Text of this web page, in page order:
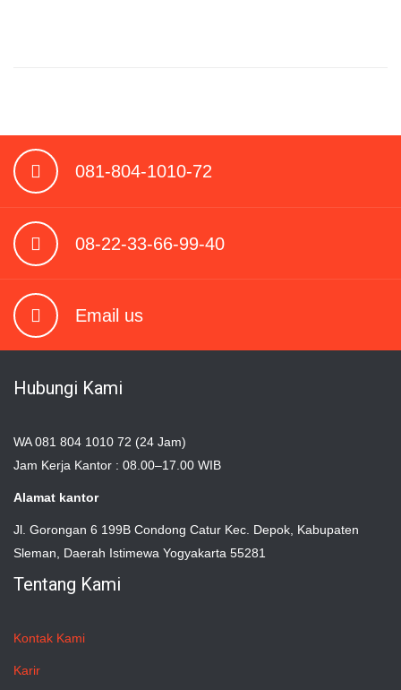
081-804-1010-72
08-22-33-66-99-40
Email us
Hubungi Kami
WA 081 804 1010 72 (24 Jam)
Jam Kerja Kantor : 08.00–17.00 WIB
Alamat kantor
Jl. Gorongan 6 199B Condong Catur Kec. Depok, Kabupaten
Sleman, Daerah Istimewa Yogyakarta 55281
Tentang Kami
Kontak Kami
Karir